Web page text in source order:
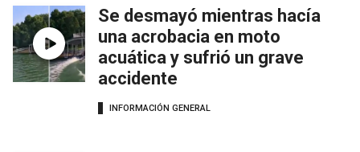
Se desmayó mientras hacía
una acrobacia en moto
acuática y sufrió un grave
accidente
INFORMACIÓN GENERAL